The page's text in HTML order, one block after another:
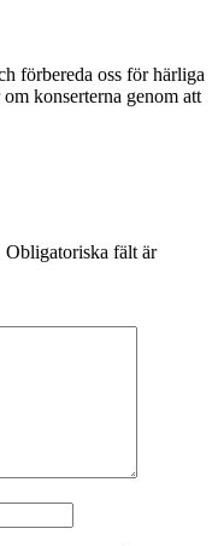
förbereda oss för härliga
konserterna genom att
Obligatoriska fält är